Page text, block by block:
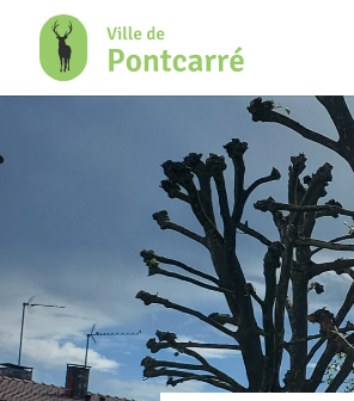
Confort +